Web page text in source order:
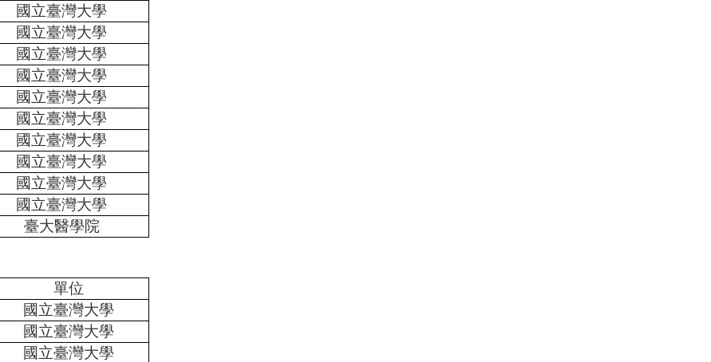
國立臺灣大學
國立臺灣大學
國立臺灣大學
國立臺灣大學
國立臺灣大學
國立臺灣大學
國立臺灣大學
國立臺灣大學
國立臺灣大學
國立臺灣大學
臺大醫學院
單位
國立臺灣大學
國立臺灣大學
國立臺灣大學